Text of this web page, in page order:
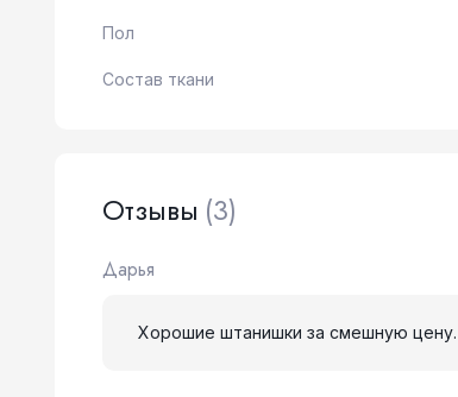
Пол
Состав ткани
Отзывы (3)
Дарья
Хорошие штанишки за смешную цену.